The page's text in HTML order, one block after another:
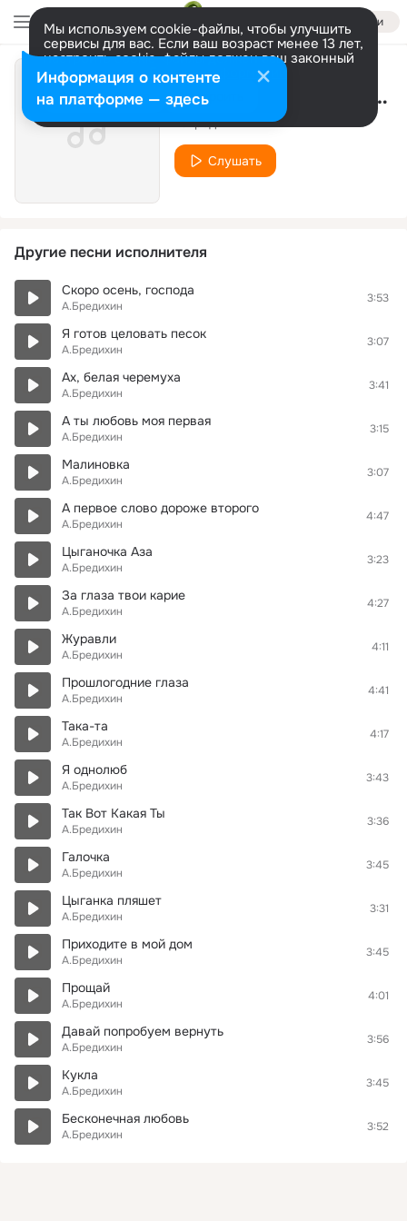
Войти
Мы используем cookie-файлы, чтобы улучшить
сервисы для вас. Если ваш возраст менее 13 лет,
настроить cookie-файлы должен ваш законный
представитель. Больше информации
Разрешить все Настроить Позови меня в гости
А.Бредихин
Слушать
Другие песни исполнителя
Скоро осень, господа
А.Бредихин
3:53
Я готов целовать песок
А.Бредихин
3:07
Ах, белая черемуха
А.Бредихин
3:41
А ты любовь моя первая
А.Бредихин
3:15
Малиновка
А.Бредихин
3:07
А первое слово дороже второго
А.Бредихин
4:47
Цыганочка Аза
А.Бредихин
3:23
За глаза твои карие
А.Бредихин
4:27
Журавли
А.Бредихин
4:11
Прошлогодние глаза
А.Бредихин
4:41
Така-та
А.Бредихин
4:17
Я однолюб
А.Бредихин
3:43
Так Вот Какая Ты
А.Бредихин
3:36
Галочка
А.Бредихин
3:45
Цыганка пляшет
А.Бредихин
3:31
Приходите в мой дом
А.Бредихин
3:45
Прощай
А.Бредихин
4:01
Давай попробуем вернуть
А.Бредихин
3:56
Кукла
А.Бредихин
3:45
Бесконечная любовь
А.Бредихин
3:52
Информация о контенте
на платформе — здесь